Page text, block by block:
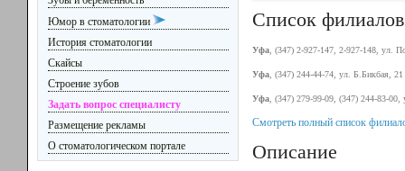
Юмор в стоматологии
История стоматологии
Скайсы
Строение зубов
Задать вопрос специалисту
Размещение рекламы
О стоматологическом портале
Список филиалов
Уфа , (347) 2-927-147, 2-927-148, ул.
Уфа , (347) 244-44-74, ул. Б.Бикбая, 21
Уфа , (347) 279-99-09, (347) 244-83-00,
Смотреть полный список
Описание